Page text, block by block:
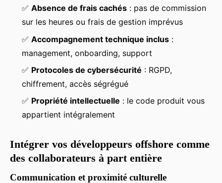
✅ Absence de frais cachés : pas de commission
sur les heures ou frais de gestion imprévus
✅ Accompagnement technique inclus :
management, onboarding, support
✅ Protocoles de cybersécurité : RGPD,
chiffrement, accès ségrégué
✅ Propriété intellectuelle : le code produit vous
appartient intégralement
Intégrer vos développeurs offshore comme
des collaborateurs à part entière
Communication et proximité culturelle